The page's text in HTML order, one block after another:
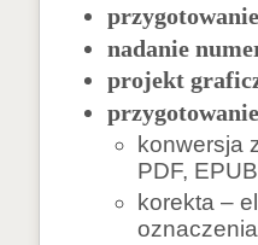
nadanie
projekt
konwersja
PDF,
korekta –